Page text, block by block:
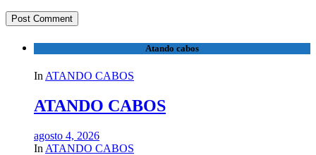
Atando cabos
In ATANDO CABOS
ATANDO CABOS
agosto 4, 2026
In ATANDO CABOS